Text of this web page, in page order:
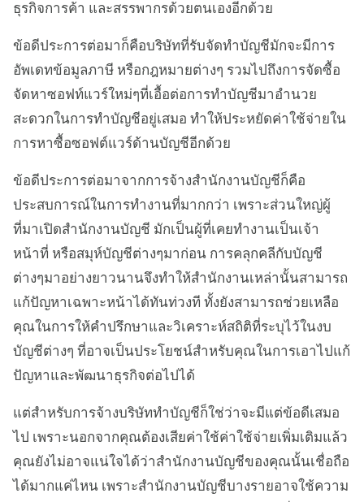
ธุรกิจการค้า และสรรพากรด้วยตนเองอีกด้วย
ข้อดีประการต่อมาก็คือบริษัทที่รับจัดทำบัญชีมักจะมีการ
อัพเดทข้อมูลภาษี หรือกฎหมายต่างๆ รวมไปถึงการจัดซื้อ
จัดหาซอฟท์แวร์ใหม่ๆที่เอื้อต่อการทำบัญชีมาอำนวย
สะดวกในการทำบัญชีอยู่เสมอ ทำให้ประหยัดค่าใช้จ่ายใน
การหาซื้อซอฟต์แวร์ด้านบัญชีอีกด้วย
ข้อดีประการต่อมาจากการจ้างสำนักงานบัญชีก็คือ
ประสบการณ์ในการทำงานที่มากกว่า เพราะส่วนใหญ่ผู้
ที่มาเปิดสำนักงานบัญชี มักเป็นผู้ที่เคยทำงานเป็นเจ้า
หน้าที่ หรือสมุห์บัญชีต่างๆมาก่อน การคลุกคลีกับบัญชี
ต่างๆมาอย่างยาวนานจึงทำให้สำนักงานเหล่านั้นสามารถ
แก้ปัญหาเฉพาะหน้าได้ทันท่วงที ทั้งยังสามารถช่วยเหลือ
คุณในการให้คำปรึกษาและวิเคราะห์สถิติที่ระบุไว้ในงบ
บัญชีต่างๆ ที่อาจเป็นประโยชน์สำหรับคุณในการเอาไปแก้
ปัญหาและพัฒนาธุรกิจต่อไปได้
แต่สำหรับการจ้างบริษัททำบัญชีก็ใช่ว่าจะมีแต่ข้อดีเสมอ
ไป เพราะนอกจากคุณต้องเสียค่าใช้ค่าใช้จ่ายเพิ่มเติมแล้ว
คุณยังไม่อาจแน่ใจได้ว่าสำนักงานบัญชีของคุณนั้นเชื่อถือ
ได้มากแค่ไหน เพราะสำนักงานบัญชีบางรายอาจใช้ความ